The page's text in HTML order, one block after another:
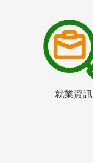
就業資訊